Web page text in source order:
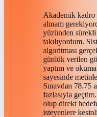
Akademik
almam
yüzünden sürekli
takılıyordum.
algoritması
günlük verilen
yaptım ve
sayesinde
Sınavdan 78.75
fazlasıyla
olup direkt
isteyenlere